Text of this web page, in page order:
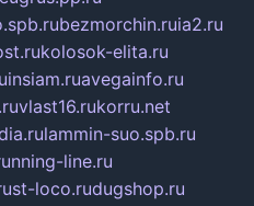
bezmorchin.ruia2.ru
kolosok-elita.ru
insiam.ruavegainfo.ru
vlast16.rukorru.net
lammin-suo.spb.ru
line.ru
loco.rudugshop.ru